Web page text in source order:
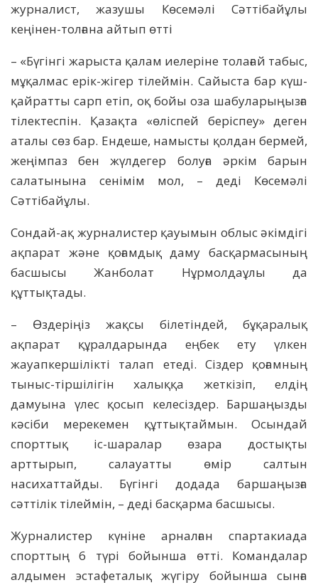
журналист, жазушы Көсемәлі Сәттібайұлы
кеңінен-толғана айтып өтті
– «Бүгінгі жарыста қалам иелеріне толағай табыс,
мұқалмас ерік-жігер тілеймін. Сайыста бар күш-
қайратты сарп етіп, оқ бойы оза шабуларыңызға
тілектеспін. Қазақта «өліспей беріспеу» деген
аталы сөз бар. Ендеше, намысты қолдан бермей,
жеңімпаз бен жүлдегер болуға әркім барын
салатынына сенімім мол, – деді Көсемәлі
Сәттібайұлы.
Сондай-ақ журналистер қауымын облыс әкімдігі
ақпарат және қоғамдық даму басқармасының
басшысы Жанболат Нұрмолдаұлы да
құттықтады.
– Өздеріңіз жақсы білетіндей, бұқаралық
ақпарат құралдарында еңбек ету үлкен
жауапкершілікті талап етеді. Сіздер қоғамның
тыныс-тіршілігін халыққа жеткізіп, елдің
дамуына үлес қосып келесіздер. Баршаңызды
кәсіби мерекемен құттықтаймын. Осындай
спорттық іс-шаралар өзара достықты
арттырып, салауатты өмір салтын
насихаттайды. Бүгінгі додада баршаңызға
сәттілік тілеймін, – деді басқарма басшысы.
Журналистер күніне арналған спартакиада
спорттың 6 түрі бойынша өтті. Командалар
алдымен эстафеталық жүгіру бойынша сынға